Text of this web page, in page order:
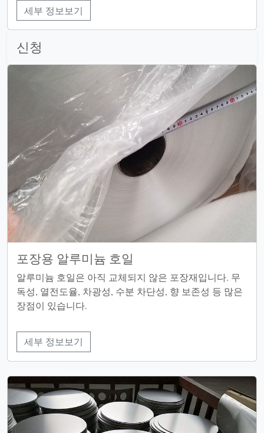
세부 정보보기
신청
포장용 알루미늄 호일
알루미늄 호일은 아직 교체되지 않은 포장재입니다. 무
독성, 열전도율, 차광성, 수분 차단성, 향 보존성 등 많은
장점이 있습니다.
세부 정보보기